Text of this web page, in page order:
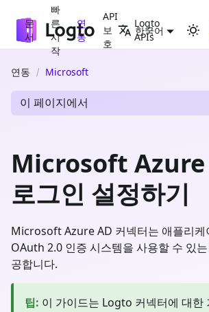
문
서
빠
른
시
작
연
동
API
보
호
Logto
APIs
한국어
연동 Microsoft
이 페이지에서
Microsoft Azure
로그인 설정하기
Microsoft Azure AD 커넥터는 애플리케
OAuth 2.0 인증 시스템을 사용할 수 있
공합니다.
팁: 이 가이드는 Logto 커넥터에 대한